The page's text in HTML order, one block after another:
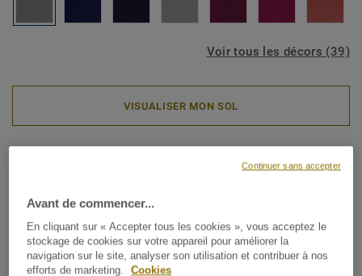
Voir tous les décors (39)
VISUALISER MON SOL
Cette dalle de moquette, certifiée Cradle to Cradle®, se
caractérise par son velours twistéet une palette
Avant de commencer...
En cliquant sur « Accepter tous les cookies », vous acceptez le
stockage de cookies sur votre appareil pour améliorer la
navigation sur le site, analyser son utilisation et contribuer à nos
efforts de marketing.
Cookies
Continuer sans accepter